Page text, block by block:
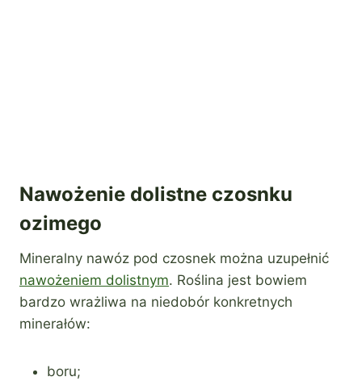
Nawożenie dolistne czosnku
ozimego
Mineralny nawóz pod czosnek można uzupełnić
nawożeniem dolistnym. Roślina jest bowiem
bardzo wrażliwa na niedobór konkretnych
minerałów:
boru;